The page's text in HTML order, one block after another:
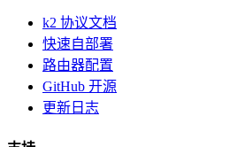
k2 协议文档
快速自部署
路由器配置
GitHub 开源
更新日志